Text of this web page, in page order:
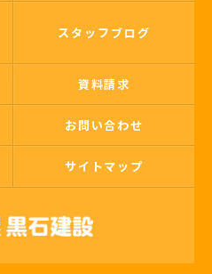
スタッフブログ
資料請求
お問い合わせ
サイトマップ